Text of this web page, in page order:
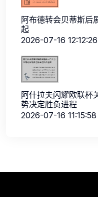
阿布德转会贝蒂斯后
起
2026-07-16 12:12:26
阿什拉夫闪耀欧联杯
势决定胜负进程
2026-07-16 11:15:58